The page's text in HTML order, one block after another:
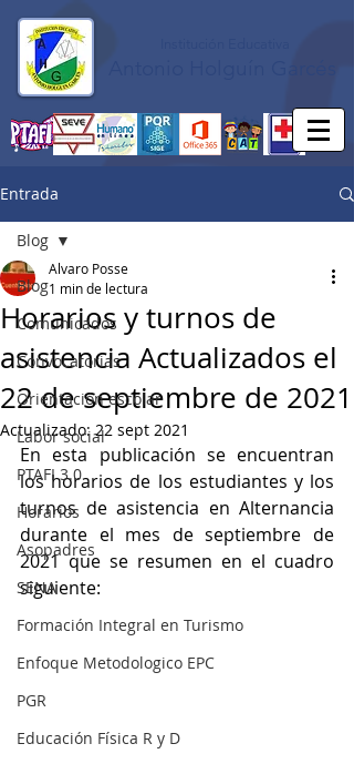
Entrada
Blog
Comunicados
Convocatorias
Orientación escolar
Labor social
PTAFI 3.0
Horarios
Asopadres
SENA
Formación Integral en Turismo
Enfoque Metodologico EPC
PGR
Educación Física R y D
Blog
Horarios y turnos de
asistencia Actualizados el
22 de septiembre de 2021
Alvaro Posse
1 min de lectura
Actualizado:22 sept 2021
En esta publicación se encuentran
los horarios de los estudiantes y los
turnos de asistencia en Alternancia
durante el mes de septiembre de
2021 que se resumen en el cuadro
siguiente: